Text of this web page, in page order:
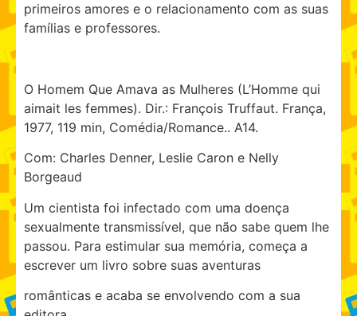
primeiros amores e o relacionamento com as suas
famílias e professores.
O Homem Que Amava as Mulheres (L’Homme qui
aimait les femmes). Dir.: François Truffaut. França,
1977, 119 min, Comédia/Romance.. A14.
Com: Charles Denner, Leslie Caron e Nelly
Borgeaud
Um cientista foi infectado com uma doença
sexualmente transmissível, que não sabe quem lhe
passou. Para estimular sua memória, começa a
escrever um livro sobre suas aventuras
românticas e acaba se envolvendo com a sua